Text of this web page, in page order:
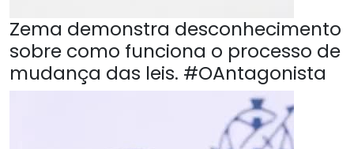
Zema demonstra desconhecimento
sobre como funciona o processo de
mudança das leis. #OAntagonista